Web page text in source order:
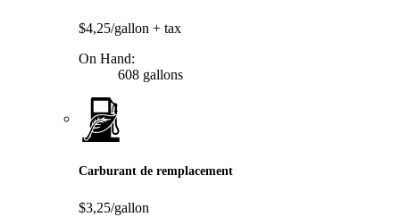
$4,25/gallon + tax
On Hand:
608 gallons
Carburant de remplacement
$3,25/gallon